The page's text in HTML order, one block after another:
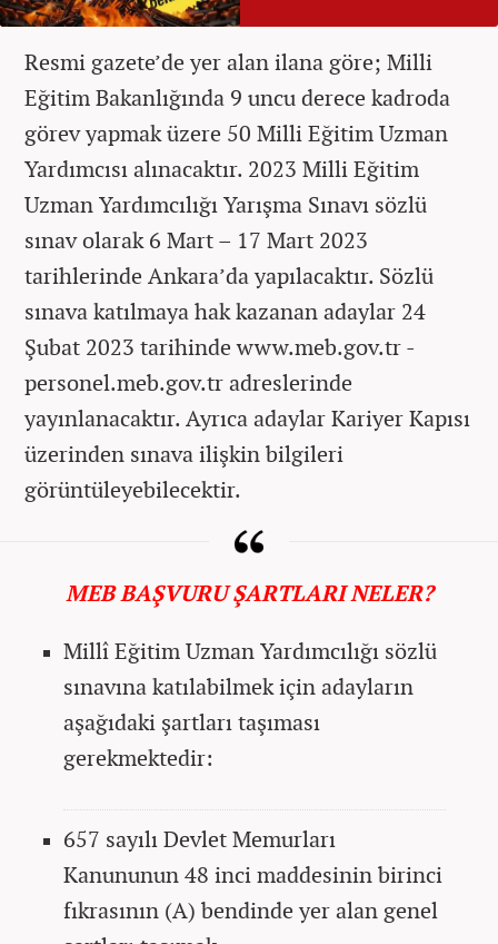
Resmi gazete’de yer alan ilana göre; Milli
Eğitim Bakanlığında 9 uncu derece kadroda
görev yapmak üzere 50 Milli Eğitim Uzman
Yardımcısı alınacaktır. 2023 Milli Eğitim
Uzman Yardımcılığı Yarışma Sınavı sözlü
sınav olarak 6 Mart – 17 Mart 2023
tarihlerinde Ankara’da yapılacaktır. Sözlü
sınava katılmaya hak kazanan adaylar 24
Şubat 2023 tarihinde www.meb.gov.tr -
personel.meb.gov.tr adreslerinde
yayınlanacaktır. Ayrıca adaylar Kariyer Kapısı
üzerinden sınava ilişkin bilgileri
görüntüleyebilecektir.
MEB BAŞVURU ŞARTLARI NELER?
Millî Eğitim Uzman Yardımcılığı sözlü
sınavına katılabilmek için adayların
aşağıdaki şartları taşıması
gerekmektedir:
657 sayılı Devlet Memurları
Kanununun 48 inci maddesinin birinci
fıkrasının (A) bendinde yer alan genel